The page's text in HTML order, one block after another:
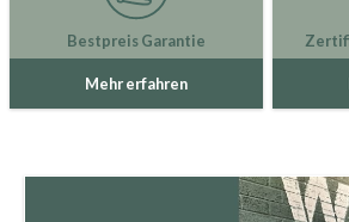
Bestpreis Garantie
Mehr erfahren